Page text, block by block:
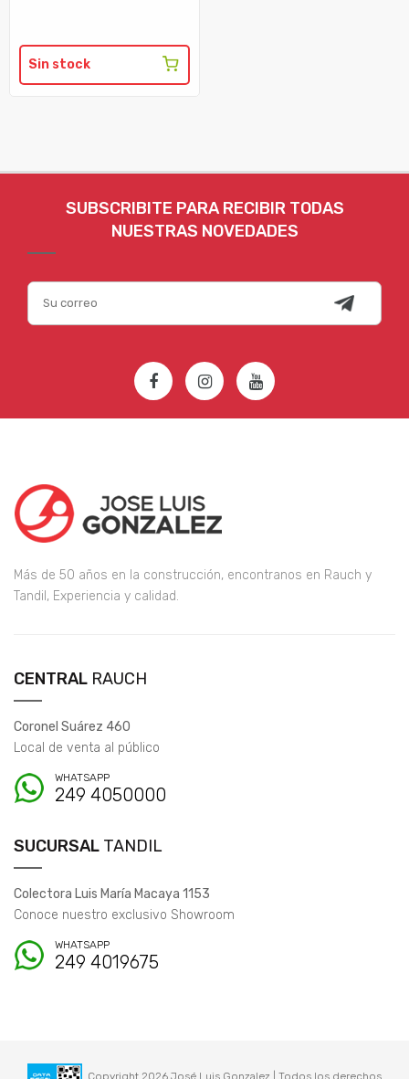
Sin stock
SUBSCRIBITE PARA RECIBIR TODAS
NUESTRAS NOVEDADES
Más de 50 años en la construcción, encontranos en Rauch y
Tandil, Experiencia y calidad.
CENTRAL RAUCH
Coronel Suárez 460
Local de venta al público
WHATSAPP
249 4050000
SUCURSAL TANDIL
Colectora Luis María Macaya 1153
Conoce nuestro exclusivo Showroom
WHATSAPP
249 4019675
Copyright 2026 José Luis Gonzalez | Todos los derechos